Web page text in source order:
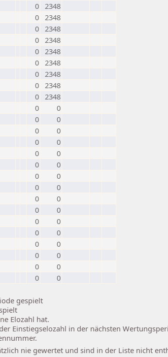
0 2348
0 2348
0 2348
0 2348
0 2348
0 2348
0 2348
0 2348
0 2348
0
0
0
0
0
0
0
0
0
0
0
0
0
0
0
0
0
0
0
0
0
0
0
0
0
0
0
0
0
0
0
0
gespielt
Elozahl hat.
Einstiegselozahl in der nächsten
nie gewertet und sind in der Liste nicht